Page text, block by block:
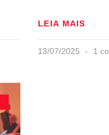
LEIA MAIS
13/07/2025 1